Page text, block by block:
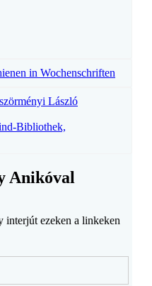
in Wochenschriften
László
Bibliothek,
Anikóval
interjút ezeken a linkeken